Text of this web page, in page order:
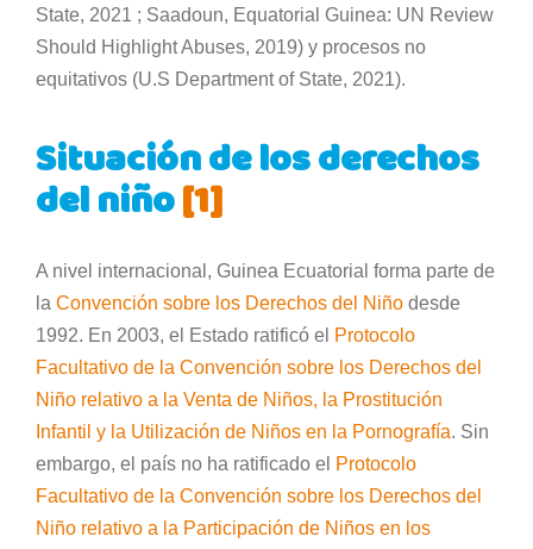
State, 2021 ; Saadoun, Equatorial Guinea: UN Review
Should Highlight Abuses, 2019) y procesos no
equitativos (U.S Department of State, 2021).
Situación de los derechos
del niño[1]
A nivel internacional, Guinea Ecuatorial forma parte de
la Convención sobre los Derechos del Niño desde
1992. En 2003, el Estado ratificó el
Protocolo
Facultativo de la Convención sobre los Derechos del
Niño relativo a la Venta de Niños, la Prostitución
Infantil y la Utilización de Niños en la Pornografía. Sin
embargo, el país no ha ratificado el
Protocolo
Facultativo de la Convención sobre los Derechos del
Niño relativo a la Participación de Niños en los